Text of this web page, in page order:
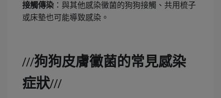
接觸傳染 ：與其他感染黴菌的狗狗接觸、共用梳子
或床墊也可能導致感染。
///狗狗皮膚黴菌的常見感染
症狀///